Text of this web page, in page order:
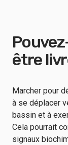
être
Marcher pour
à se déplacer
bassin et à
Cela pourrait
signaux